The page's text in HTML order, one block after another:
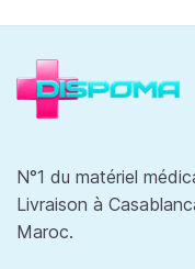
N°1 du matériel
Livraison à
Maroc.